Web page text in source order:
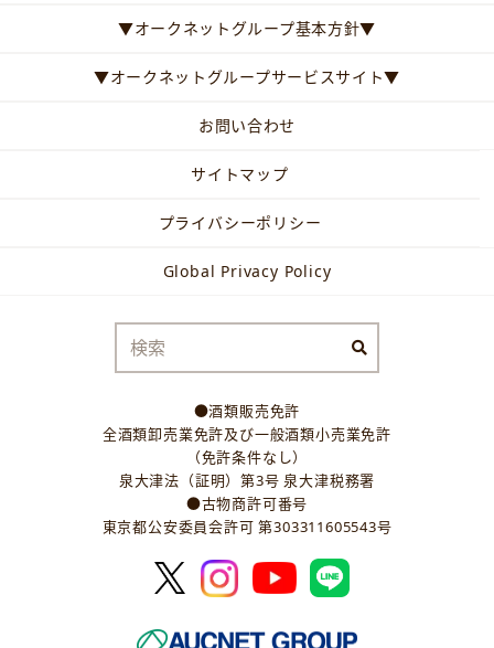
▼オークネットグループ基本方針▼
▼オークネットグループサービスサイト▼
お問い合わせ
サイトマップ
プライバシーポリシー
Global Privacy Policy
●酒類販売免許
全酒類卸売業免許及び一般酒類小売業免許
（免許条件なし）
泉大津法（証明）第3号 泉大津税務署
●古物商許可番号
東京都公安委員会許可 第303311605543号